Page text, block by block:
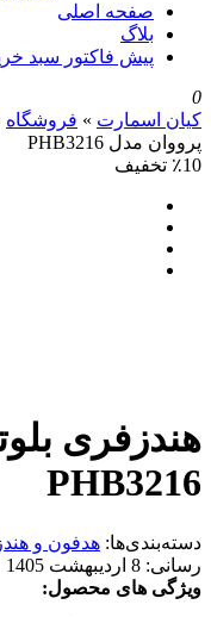
صفحه اصلی
بلاگ
پیش فاکتور سبد
0
کیان اسمارت » فروشگاه
پرووان مدل PHB3216
٪10 تخفیف
هندزفری
PHB3216
دسته‌بندی‌ها: هدفون و
رسانی: 8 اردیبهشت 1405
ویژگی های محصول: